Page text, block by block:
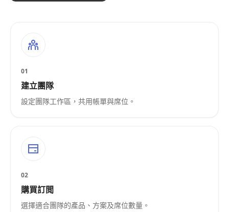
01
建立團隊
設定團隊工作區，共用帳單與席位。
02
購買訂閲
選擇適合團隊的產品、方案及席位數量。